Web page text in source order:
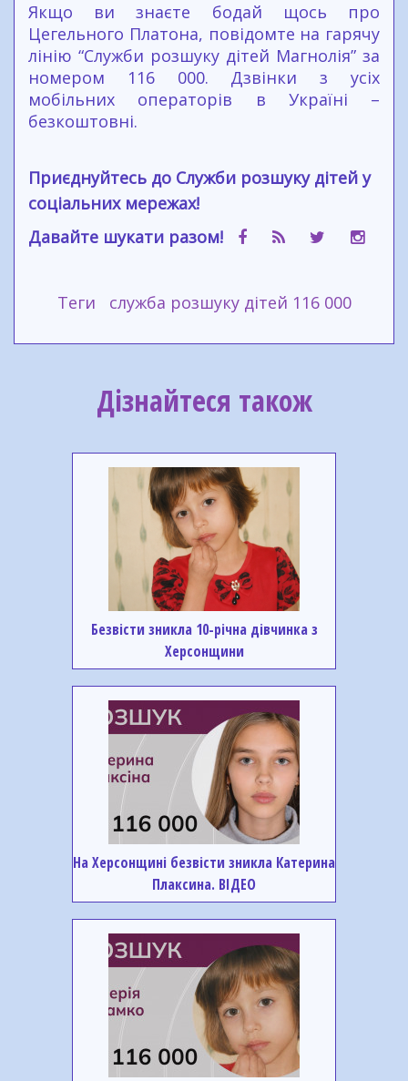
Якщо ви знаєте бодай щось про
Цегельного Платона, повідомте на гарячу
лінію “Служби розшуку дітей Магнолія” за
номером 116 000. Дзвінки з усіх
мобільних операторів в Україні –
безкоштовні.
Приєднуйтесь до Служби розшуку дітей у
соціальних мережах!
Давайте шукати разом!
Теги служба розшуку дітей 116 000
Дізнайтеся також
Безвісти зникла 10-річна дівчинка з
Херсонщини
На Херсонщині безвісти зникла Катерина
Плаксина. ВІДЕО